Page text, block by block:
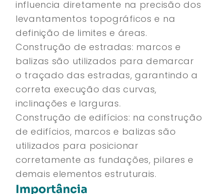
influencia diretamente na precisão dos
levantamentos topográficos e na
definição de limites e áreas.
Construção de estradas: marcos e
balizas são utilizados para demarcar
o traçado das estradas, garantindo a
correta execução das curvas,
inclinações e larguras.
Construção de edifícios: na construção
de edifícios, marcos e balizas são
utilizados para posicionar
corretamente as fundações, pilares e
demais elementos estruturais.
Importância